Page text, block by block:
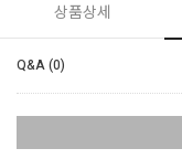
상품상세
Q&A (0)